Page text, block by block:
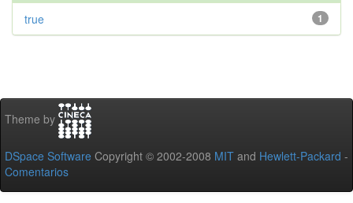
1
true
Theme by
DSpace Software Copyright © 2002-2008 MIT and Hewlett-Packard -
Comentarios